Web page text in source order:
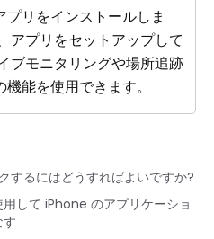
リをインストールしま
アプリをセットアップして
ブモニタリングや場所追跡
能を使用できます。
するにはどうすればよいですか?
して iPhone のアプリケーショ